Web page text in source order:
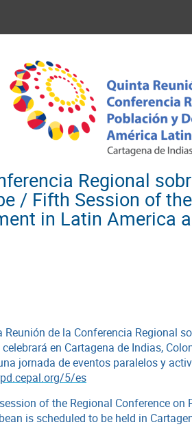
Regional
/ Fifth Session of
in Latin America
Reunión de la Conferencia Regional
celebrará en Cartagena de Indias,
jornada de eventos paralelos y
5/es
of the Regional Conference
is scheduled to be held in